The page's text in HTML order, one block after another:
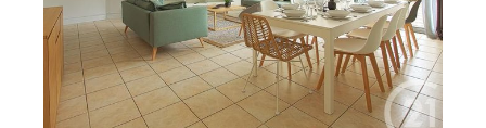
Maison à vendre
294 000 €
LUÇON, CENTURY 21 Solution Immobilière